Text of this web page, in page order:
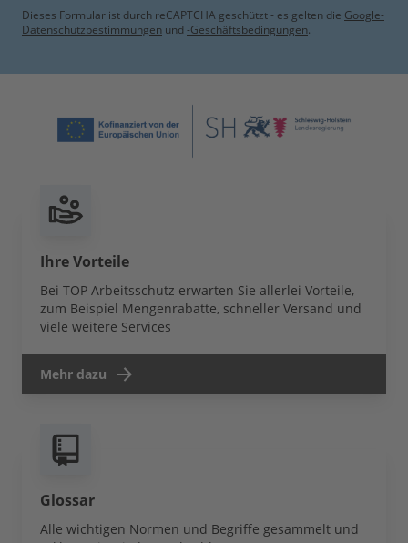
Dieses Formular ist durch reCAPTCHA geschützt - es gelten die Google-
Datenschutzbestimmungen und -Geschäftsbedingungen.
Ihre Vorteile
Bei TOP Arbeitsschutz erwarten Sie allerlei Vorteile,
zum Beispiel Mengenrabatte, schneller Versand und
viele weitere Services
Mehr dazu
Glossar
Alle wichtigen Normen und Begriffe gesammelt und